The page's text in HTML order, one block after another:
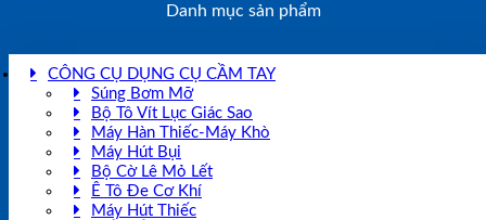
Danh mục sản phẩm
CÔNG CỤ DỤNG CỤ CẦM TAY
Súng Bơm Mỡ
Bộ Tô Vít Lục Giác Sao
Máy Hàn Thiếc-Máy Khò
Máy Hút Bụi
Bộ Cờ Lê Mỏ Lết
Ê Tô Đe Cơ Khí
Máy Hút Thiếc